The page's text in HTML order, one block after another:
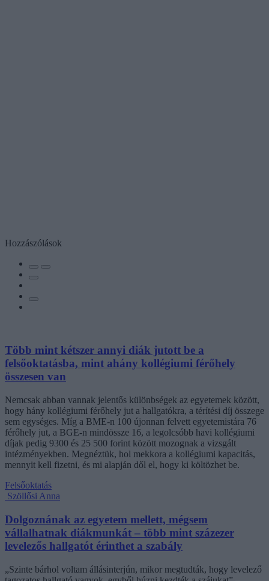
Hozzászólások
Több mint kétszer annyi diák jutott be a
felsőoktatásba, mint ahány kollégiumi férőhely
összesen van
Nemcsak abban vannak jelentős különbségek az egyetemek között,
hogy hány kollégiumi férőhely jut a hallgatókra, a térítési díj összege
sem egységes. Míg a BME-n 100 újonnan felvett egyetemistára 76
férőhely jut, a BGE-n mindössze 16, a legolcsóbb havi kollégiumi
díjak pedig 9300 és 25 500 forint között mozognak a vizsgált
intézményekben. Megnéztük, hol mekkora a kollégiumi kapacitás,
mennyit kell fizetni, és mi alapján dől el, hogy ki költözhet be.
Felsőoktatás
Szöllősi Anna
Dolgoznának az egyetem mellett, mégsem
vállalhatnak diákmunkát – több mint százezer
levelezős hallgatót érinthet a szabály
„Szinte bárhol voltam állásinterjún, mikor megtudták, hogy levelező